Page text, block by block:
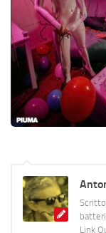
Link